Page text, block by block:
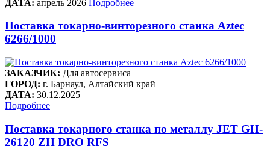
ДАТА: апрель 2026 Подробнее
Поставка токарно-винторезного станка Aztec
6266/1000
ЗАКАЗЧИК: Для автосервиса
ГОРОД: г. Барнаул, Алтайский край
ДАТА: 30.12.2025
Подробнее
Поставка токарного станка по металлу JET GH-
26120 ZH DRO RFS